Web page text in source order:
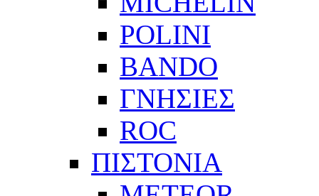
POLINI
BANDO
ΓΝΗΣΙΕΣ
ROC
ΠΙΣΤΟΝΙΑ